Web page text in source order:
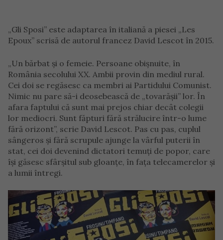
„Gli Sposi” este adaptarea în italiană a piesei „Les
Epoux” scrisă de autorul francez David Lescot în 2015.
„Un bărbat şi o femeie. Persoane obişnuite, în
România secolului XX. Ambii provin din mediul rural.
Cei doi se regăsesc ca membri ai Partidului Comunist.
Nimic nu pare să-i deosebească de „tovarăşii” lor. În
afara faptului că sunt mai prejos chiar decât colegii
lor mediocri. Sunt făpturi fără strălucire într-o lume
fără orizont”, scrie David Lescot. Pas cu pas, cuplul
sângeros şi fără scrupule ajunge la vârful puterii în
stat, cei doi devenind dictatori temuţi de popor, care
îşi găsesc sfârşitul sub gloanţe, în faţa telecamerelor şi
a lumii întregi.